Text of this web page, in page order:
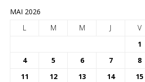
MAI 2026
L
M M J V
1
4
5 6 7 8
11
12 13 14 15